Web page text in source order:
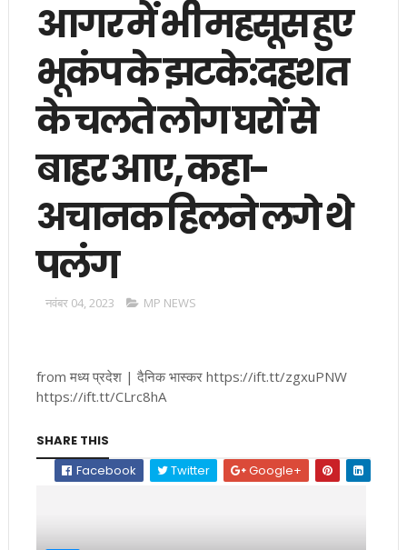
आगर में भी महसूस हुए
भूकंप के झटके:दहशत
के चलते लोग घरों से
बाहर आए, कहा-
अचानक हिलने लगे थे
पलंग
नवंबर 04, 2023 MP NEWS
from मध्य प्रदेश | दैनिक भास्कर https://ift.tt/zgxuPNW
https://ift.tt/CLrc8hA
SHARE THIS
Facebook
Twitter Google+